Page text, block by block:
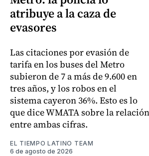
atribuye a la caza de
evasores
Las citaciones por evasión de
tarifa en los buses del Metro
subieron de 7 a más de 9.600 en
tres años, y los robos en el
sistema cayeron 36%. Esto es lo
que dice WMATA sobre la relación
entre ambas cifras.
EL TIEMPO LATINO TEAM
6 de agosto de 2026